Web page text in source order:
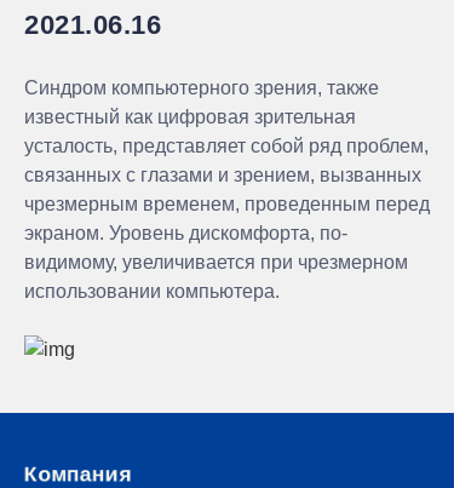
2021.06.16
Синдром компьютерного зрения, также
известный как цифровая зрительная
усталость, представляет собой ряд проблем,
связанных с глазами и зрением, вызванных
чрезмерным временем, проведенным перед
экраном. Уровень дискомфорта, по-
видимому, увеличивается при чрезмерном
использовании компьютера.
Компания